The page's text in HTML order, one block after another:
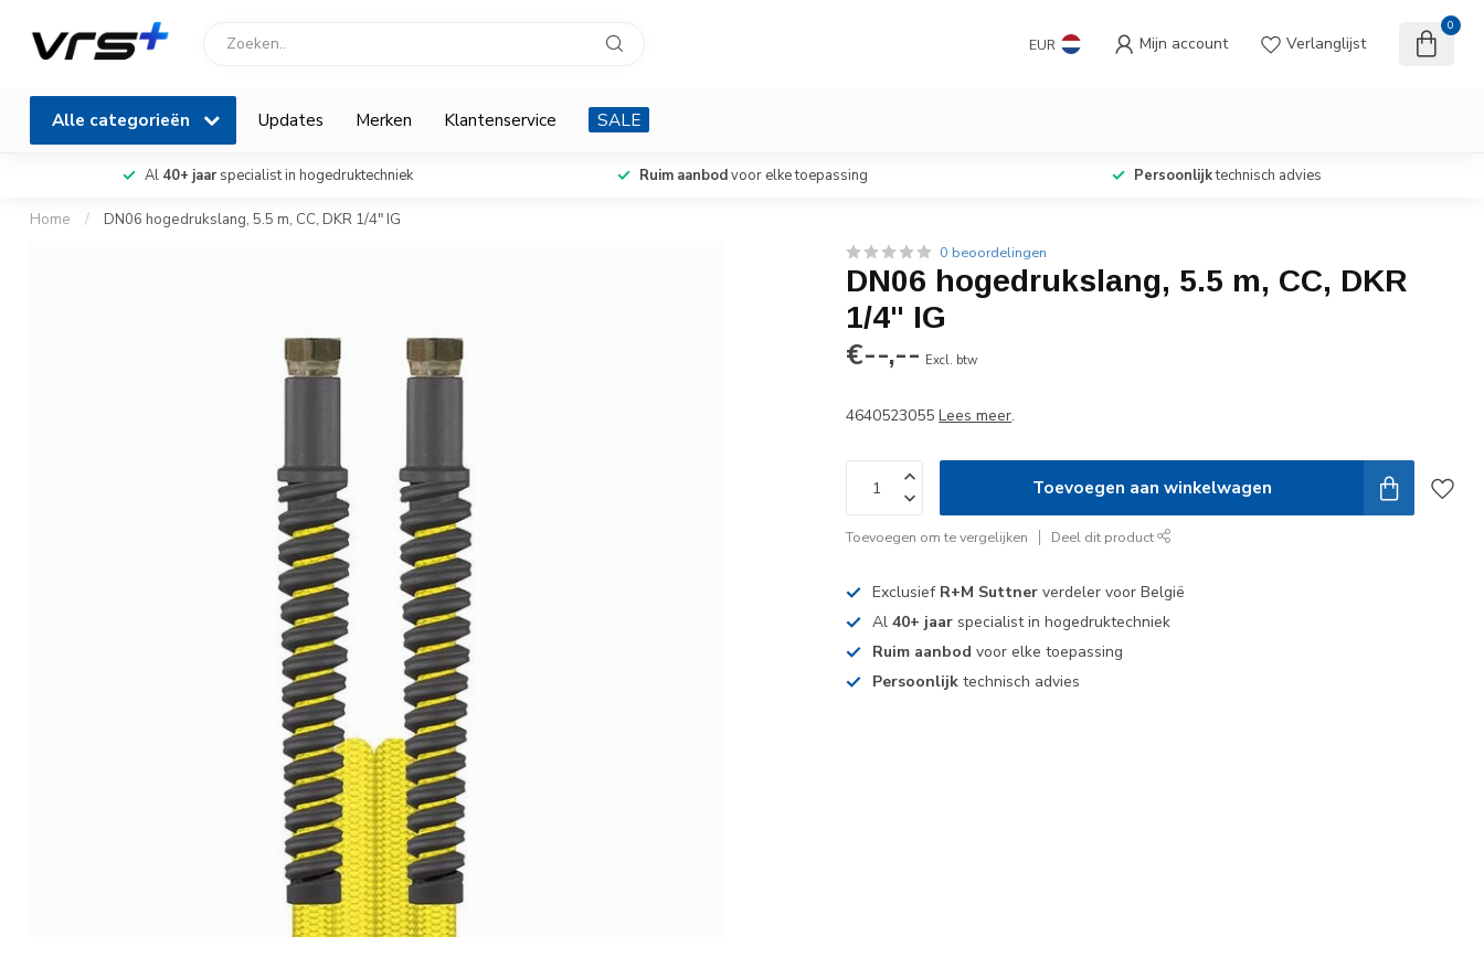
EUR Mijn account Verlanglijst
0
Alle categorieën Updates Merken Klantenservice SALE
Al 40+ jaarspecialist in hogedruktechniek Ruim aanbodvoor elke toepassing Persoonlijktechnisch advies
Home / DN06 hogedrukslang, 5.5 m, CC, DKR 1/4" IG
0 beoordelingen
DN06 hogedrukslang, 5.5 m, CC, DKR
1/4" IG
€--,-- Excl. btw
4640523055Lees meer.
Toevoegen aan winkelwagen
Toevoegen om te vergelijken Deel dit product
Exclusief R+M Suttner verdeler voor België
Al40+ jaar specialist in hogedruktechniek
Ruim aanbod voor elke toepassing
Persoonlijk technisch advies